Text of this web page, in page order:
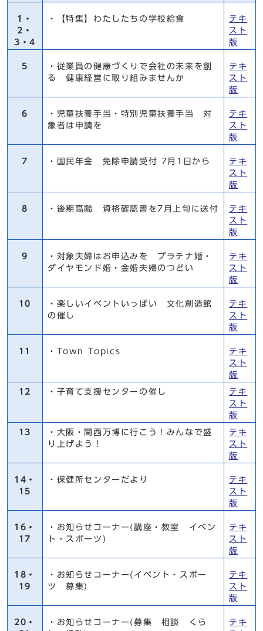
1・
2・
3・4
・【特集】わたしたちの学校給食
テキ
スト
版
5
・従業員の健康づくりで会社の未来を創
る 健康経営に取り組みませんか
テキ
スト
版
6
・児童扶養手当・特別児童扶養手当 対
象者は申請を
テキ
スト
版
7 ・国民年金 免除申請受付 7月1日から
テキ
スト
版
8 ・後期高齢 資格確認書を7月上旬に送付
テキ
スト
版
9
・対象夫婦はお申込みを プラチナ婚・
ダイヤモンド婚・金婚夫婦のつどい
テキ
スト
版
10
・楽しいイベントいっぱい 文化創造館
の催し
テキ
スト
版
11 ・Town Topics
テキ
スト
版
12 ・子育て支援センターの催し
テキ
スト
版
13
・大阪・関西万博に行こう！みんなで盛
り上げよう！
テキ
スト
版
14・
15
・保健所センターだより
テキ
スト
版
16・
17
・お知らせコーナー(講座・教室 イベン
ト・スポーツ)
テキ
スト
版
18・
19
・お知らせコーナー(イベント・スポー
ツ 募集)
テキ
スト
版
20・
・お知らせコーナー(募集 相談 くら
テキ